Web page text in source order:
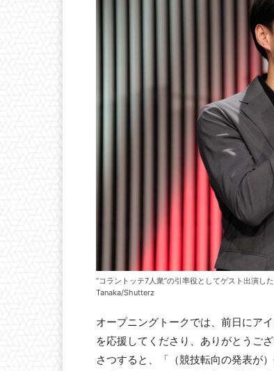
“コラントッテ7人衆”の引率役としてゲスト出演
Tanaka/Shutterz
オープニングトークでは、前日にア
を応援してくださり、ありがとうご
さつすると、「（競技転向の発表が